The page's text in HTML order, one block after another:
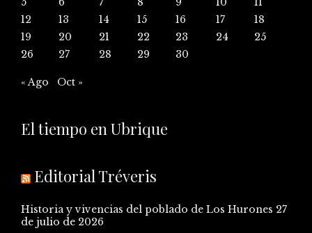
12
13 14 15 16 17
18
19
20 21 22 23 24
25
26
27 28 29 30
« Ago Oct »
El tiempo en Ubrique
Editorial Tréveris
Historia y vivencias del poblado de Los Hurones 27
de julio de 2026